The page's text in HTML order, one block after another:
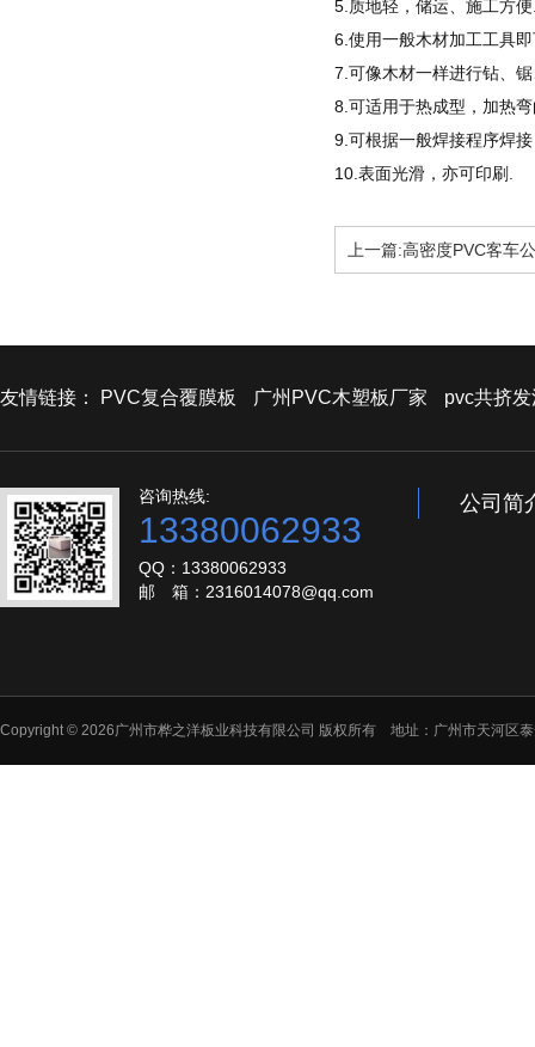
5.质地轻，储运、施工方
6.使用一般木材加工工具
7.可像木材一样进行钻、
8.可适用于热成型，加热
9.可根据一般焊接程序焊
10.表面光滑，亦可印刷.
上一篇:高密度PVC客车
友情链接： PVC复合覆膜板 广州PVC木塑板厂家 pvc共挤
咨询热线:
13380062933
QQ：13380062933
邮 箱：2316014078@qq.com
公司简
Copyright © 2026广州市桦之洋板业科技有限公司 版权所有 地址：广州市天河区